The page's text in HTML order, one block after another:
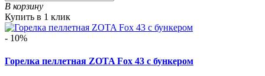
В корзину
Купить в 1 клик
- 10%
Горелка пеллетная ZOTA Fox 43 с бункером